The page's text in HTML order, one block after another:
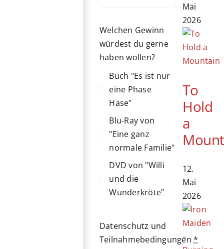
Welchen Gewinn
würdest du gerne
haben wollen?
Buch "Es ist nur
eine Phase
Hase"
Blu-Ray von
"Eine ganz
normale Familie"
DVD von "Willi
und die
Wunderkröte"
Datenschutz und
Teilnahmebedingungen*
Mai
2026
To
Hold
a
12.
Mai
2026